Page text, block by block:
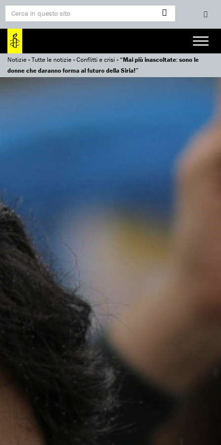
Notizie»Tutte le notizie»Conflitti e crisi »“Mai più inascoltate: sono le
donne che daranno forma al futuro della Siria!”